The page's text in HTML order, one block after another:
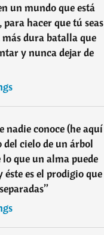
un mundo que está
hacer que tú seas
dura batalla que
y nunca dejar de
nadie conoce (he aquí
cielo de un árbol
que un alma puede
es el prodigio que
”